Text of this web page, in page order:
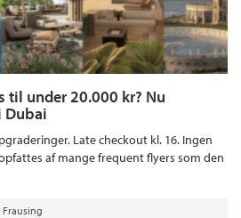
til under 20.000 kr? Nu
Dubai
Late checkout kl. 16. Ingen
af mange frequent flyers som den
Frausing